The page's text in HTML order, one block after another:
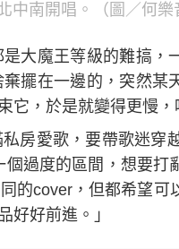
南開唱。（圖／何樂
大魔王等級的難搞，
擺在一邊的，突然某
，於是就變得更慢，
房愛歌，要帶歌迷穿
過度的區間，想要打
的cover，但都希望可
好好前進。」